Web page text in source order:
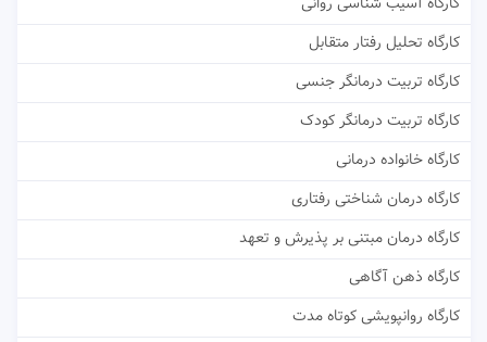
کارگاه تحلیل رفتار متقابل
کارگاه تربیت درمانگر جنسی
کارگاه تربیت درمانگر کودک
کارگاه خانواده درمانی
کارگاه درمان شناختی رفتاری
کارگاه درمان مبتنی بر پذیرش و تعهد
کارگاه ذهن آگاهی
کارگاه روانپویشی کوتاه مدت